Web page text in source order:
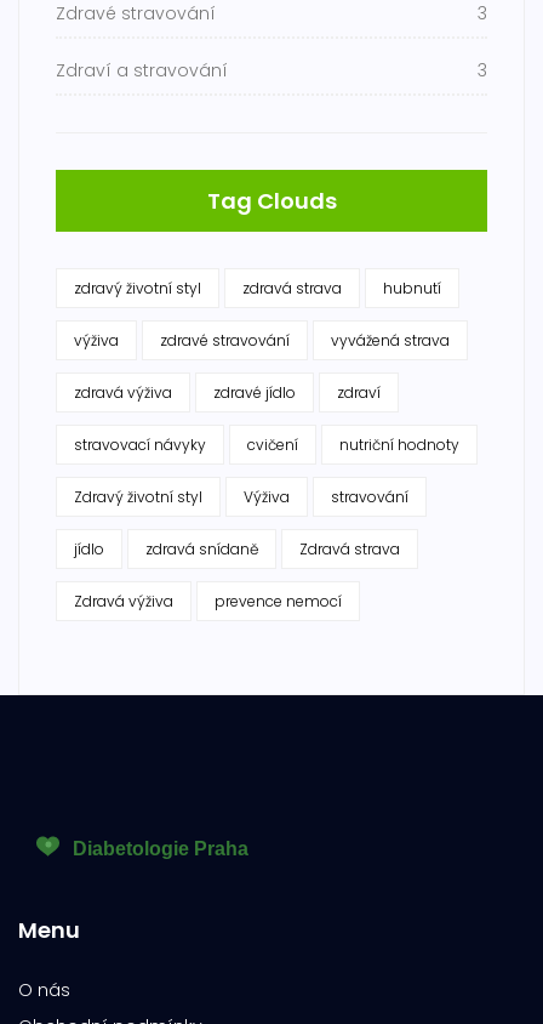
Zdravé stravování 3
Zdraví a stravování 3
Tag Clouds
zdravý životní styl zdravá strava hubnutí
výživa zdravé stravování vyvážená strava
zdravá výživa zdravé jídlo zdraví
stravovací návyky cvičení nutriční hodnoty
Zdravý životní styl Výživa stravování
jídlo zdravá snídaně Zdravá strava
Zdravá výživa prevence nemocí
Menu
O nás